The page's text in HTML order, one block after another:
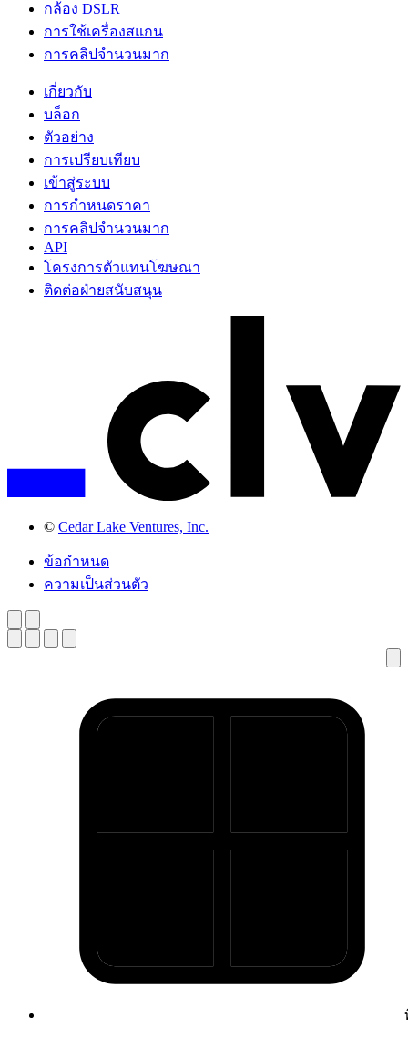
กล้อง DSLR
การใช้เครื่องสแกน
การคลิปจำนวนมาก
เกี่ยวกับ
บล็อก
ตัวอย่าง
การเปรียบเทียบ
เข้าสู่ระบบ
การกำหนดราคา
การคลิปจำนวนมาก
API
โครงการตัวแทนโฆษณา
ติดต่อฝ่ายสนับสนุน
© Cedar Lake Ventures, Inc.
ข้อกำหนด
ความเป็นส่วนตัว